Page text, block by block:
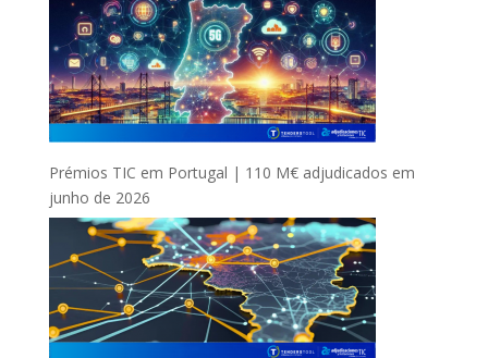
Prémios TIC em Portugal | 110 M€ adjudicados em
junho de 2026